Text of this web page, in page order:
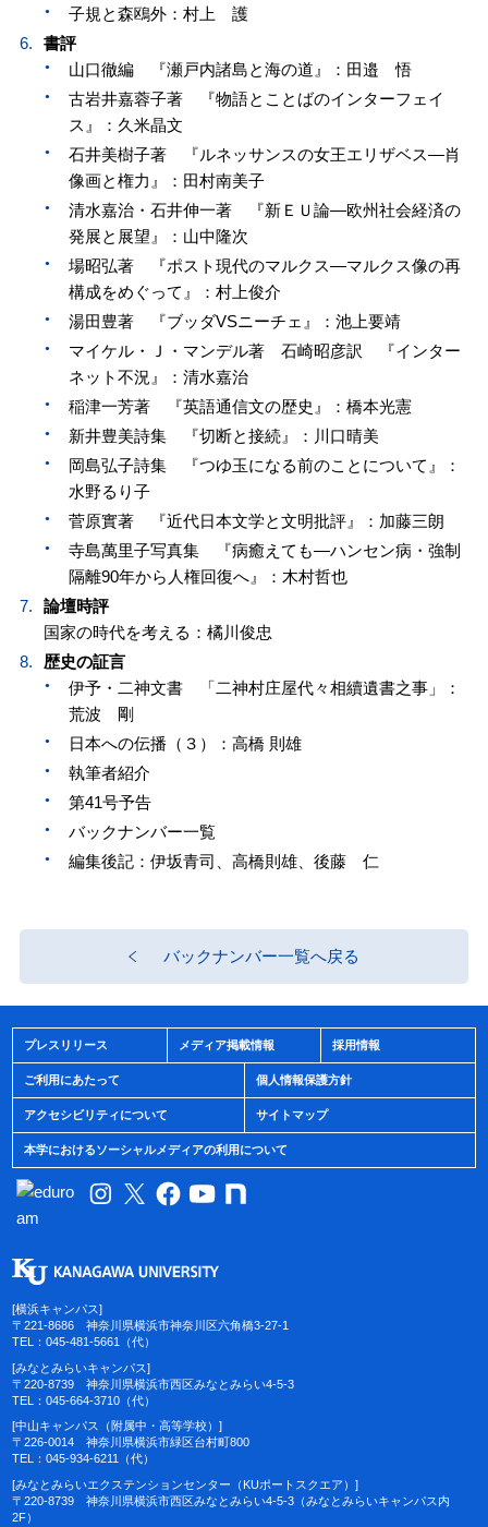
子規と森鴎外：村上 護
書評
山口徹編 『瀬戸内諸島と海の道』：田邉 悟
古岩井嘉蓉子著 『物語とことばのインターフェイ
ス』：久米晶文
石井美樹子著 『ルネッサンスの女王エリザベス—肖
像画と権力』：田村南美子
清水嘉治・石井伸一著 『新ＥＵ論—欧州社会経済の
発展と展望』：山中隆次
場昭弘著 『ポスト現代のマルクス—マルクス像の再
構成をめぐって』：村上俊介
湯田豊著 『ブッダVSニーチェ』：池上要靖
マイケル・Ｊ・マンデル著 石崎昭彦訳 『インター
ネット不況』：清水嘉治
稲津一芳著 『英語通信文の歴史』：橋本光憲
新井豊美詩集 『切断と接続』：川口晴美
岡島弘子詩集 『つゆ玉になる前のことについて』：
水野るり子
菅原實著 『近代日本文学と文明批評』：加藤三朗
寺島萬里子写真集 『病癒えても—ハンセン病・強制
隔離90年から人権回復へ』：木村哲也
論壇時評
国家の時代を考える：橘川俊忠
歴史の証言
伊予・二神文書 「二神村庄屋代々相續遺書之事」：
荒波 剛
日本への伝播（３）：高橋 則雄
執筆者紹介
第41号予告
バックナンバー一覧
編集後記：伊坂青司、高橋則雄、後藤 仁
バックナンバー一覧へ戻る
プレスリリース メディア掲載情報 採用情報
ご利用にあたって 個人情報保護方針
アクセシビリティについて サイトマップ
本学におけるソーシャルメディアの利用について
[横浜キャンパス]
〒221-8686 神奈川県横浜市神奈川区六角橋3-27-1
TEL：045-481-5661（代）
[みなとみらいキャンパス]
〒220-8739 神奈川県横浜市西区みなとみらい4-5-3
TEL：045-664-3710（代）
[中山キャンパス（附属中・高等学校）]
〒226-0014 神奈川県横浜市緑区台村町800
TEL：045-934-6211（代）
[みなとみらいエクステンションセンター（KUポートスクエア）]
〒220-8739 神奈川県横浜市西区みなとみらい4-5-3（みなとみらいキャンパス内
2F）